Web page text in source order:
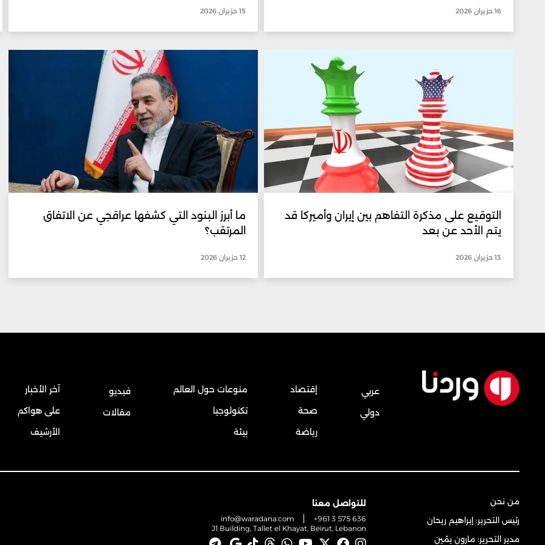
16 حزيران 2026 15 حزيران 2026
التوقيع على مذكرة التفاهم بين إيران وأميركا قد
يتم الأحد عن بعد
13 حزيران 2026
ما أبرز البنود التي كشفها عراقجي عن الاتفاق
المرتقب؟
12 حزيران 2026
عربي
دولي
إقتصاد
صحة
رياضة
منوعات حول العالم
تكنولوجيا
بيئة
فيديو
مقالات
آخر الأخبار
على هواكم
الأرشيف
من نحن
رئيس التحرير: إبراهيم ريحان
مدير التحرير: مارون يمّين
للتواصل معنا
info@waradana.com
+961 3 575 636
J1 Building, Tallet el Khayat, Beirut, Lebanon